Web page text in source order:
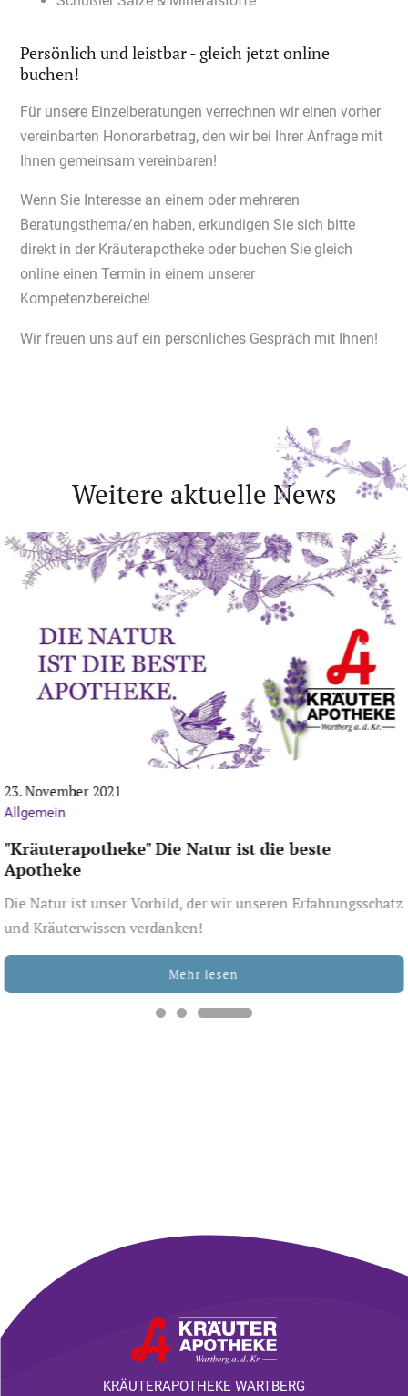
Persönlich und leistbar - gleich jetzt online
buchen!
Für unsere Einzelberatungen verrechnen wir einen vorher
vereinbarten Honorarbetrag, den wir bei Ihrer Anfrage mit
Ihnen gemeinsam vereinbaren!
Wenn Sie Interesse an einem oder mehreren
Beratungsthema/en haben, erkundigen Sie sich bitte
direkt in der Kräuterapotheke oder buchen Sie gleich
online einen Termin in einem unserer
Kompetenzbereiche!
Wir freuen uns auf ein persönliches Gespräch mit Ihnen!
Weitere aktuelle News
23. November 2021
Allgemein
"Kräuterapotheke" Die Natur ist die beste
Apotheke
Die Natur ist unser Vorbild, der wir unseren Erfahrungsschatz
und Kräuterwissen verdanken!
Mehr lesen
KRÄUTERAPOTHEKE WARTBERG